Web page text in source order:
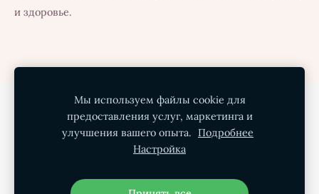
и здоровье.
Политика конфиденциальности
Условия покупки
Доставка
О нас
Контакты
Файлы cookie
Мы используем файлы cookie для
предоставления услуг, маркетинга и
улучшения вашего опыта.
Подробнее
Настройка